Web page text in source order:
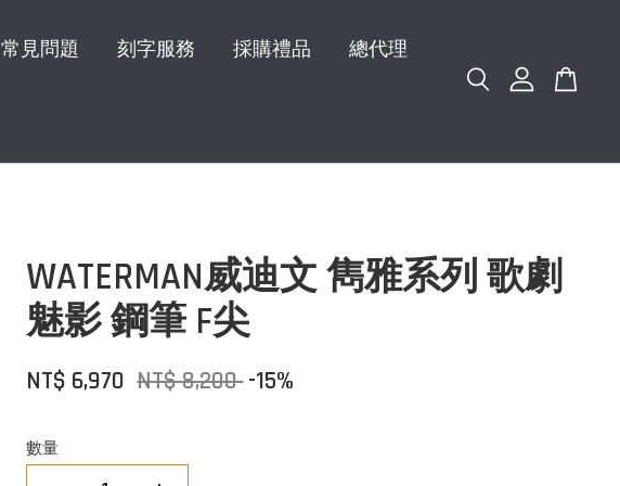
常見問題 刻字服務 採購禮品 總代理
WATERMAN威迪文 雋雅系列 歌劇
魅影 鋼筆 F尖
NT$ 6,970 NT$ 8,200-15%
數量